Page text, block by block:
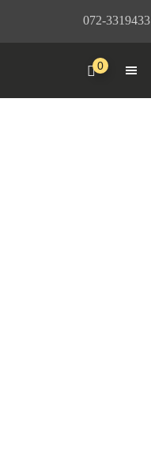
072-3319433
0